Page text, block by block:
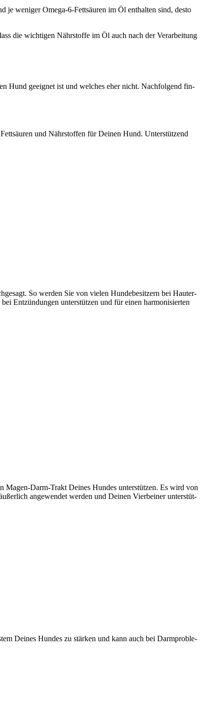
je weni­ger Ome­ga-6-Fett­säu­ren im Öl ent­hal­ten sind, des­to
die wich­ti­gen Nähr­stof­fe im Öl auch nach der Ver­ar­bei­tung
Hund geeig­net ist und wel­ches eher nicht. Nach­fol­gend fin­
und Nähr­stof­fen für Dei­nen Hund. Unter­stüt­zend
So wer­den Sie von vie­len Hun­de­be­sit­zern bei Haut­er­
Ent­zün­dun­gen unter­stüt­zen und für einen har­mo­ni­sier­ten
Darm-Trakt Dei­nes Hun­des unter­stüt­zen. Es wird von
ange­wen­det wer­den und Dei­nen Vier­bei­ner unter­stüt­
Dei­nes Hun­des zu stär­ken und kann auch bei Darm­pro­ble­